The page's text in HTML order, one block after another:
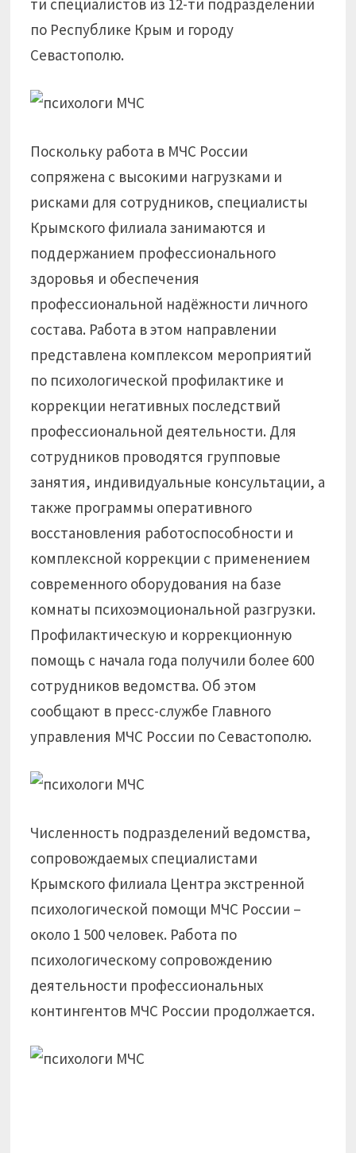
по Республике Крым и городу
Севастополю.
Поскольку работа в МЧС России
сопряжена с высокими нагрузками и
рисками для сотрудников, специалисты
Крымского филиала занимаются и
поддержанием профессионального
здоровья и обеспечения
профессиональной надёжности личного
состава. Работа в этом направлении
представлена комплексом мероприятий
по психологической профилактике и
коррекции негативных последствий
профессиональной деятельности. Для
сотрудников проводятся групповые
занятия, индивидуальные консультации, а
также программы оперативного
восстановления работоспособности и
комплексной коррекции с применением
современного оборудования на базе
комнаты психоэмоциональной разгрузки.
Профилактическую и коррекционную
помощь с начала года получили более 600
сотрудников ведомства. Об этом
сообщают в пресс-службе Главного
управления МЧС России по Севастополю.
Численность подразделений ведомства,
сопровождаемых специалистами
Крымского филиала Центра экстренной
психологической помощи МЧС России –
около 1 500 человек. Работа по
психологическому сопровождению
деятельности профессиональных
контингентов МЧС России продолжается.